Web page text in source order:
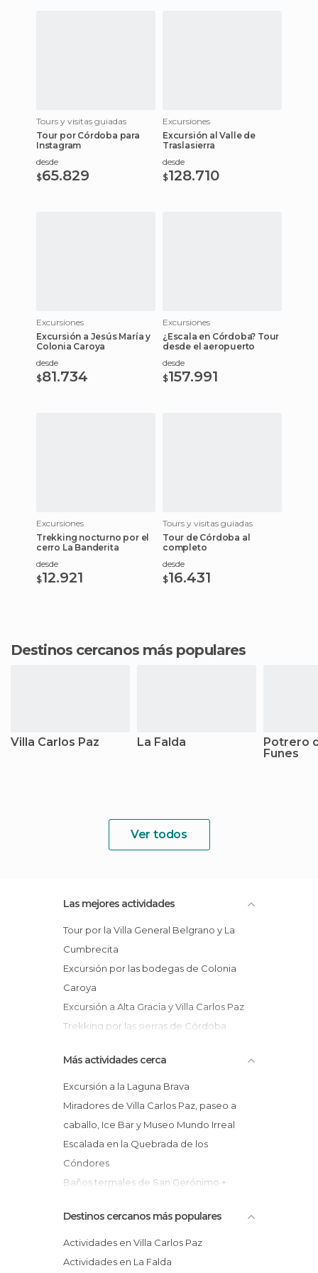
Tours y visitas guiadas
Tour por Córdoba para
Instagram
desde
$65.829
Excursiones
Excursión al Valle de
Traslasierra
desde
$128.710
Excursiones
Excursión a Jesús María y
Colonia Caroya
desde
$81.734
Excursiones
¿Escala en Córdoba? Tour
desde el aeropuerto
desde
$157.991
Excursiones
Trekking nocturno por el
cerro La Banderita
desde
$12.921
Tours y visitas guiadas
Tour de Córdoba al
completo
desde
$16.431
Destinos cercanos más populares
Villa Carlos Paz La Falda
Potrero
Funes
Ver todos
Las mejores actividades
Tour por la Villa General Belgrano y La
Cumbrecita
Excursión por las bodegas de Colonia
Caroya
Excursión a Alta Gracia y Villa Carlos Paz
Trekking por las sierras de Córdoba
Visita guiada por Córdoba
Excursión a Alta Gracia
Excursión por las bodegas del Valle de
Traslasierra
Trekking por el Parque Nacional
Quebrada del Condorito
Excursión al Valle de Punilla
Más actividades cerca
Excursión a la Laguna Brava
Miradores de Villa Carlos Paz, paseo a
caballo, Ice Bar y Museo Mundo Irreal
Escalada en la Quebrada de los
Cóndores
Baños termales de San Gerónimo +
Excursión a Villa Mercedes
Excursión a Villa Mercedes
Excursión a La Punta, Suyuque y Villa de la
Destinos cercanos más populares
Actividades en Villa Carlos Paz
Actividades en La Falda